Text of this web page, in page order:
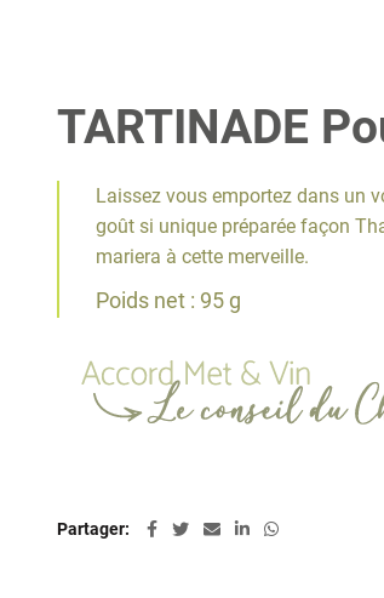
TARTINADE
Laissez vous emportez dans un
goût si unique préparée façon
mariera à cette merveille.
Poids net : 95 g
Partager